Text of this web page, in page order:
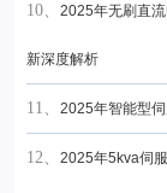
10、 2025年无刷直
新深度解析
11、 2025年智能型
12、 2025年5kva伺